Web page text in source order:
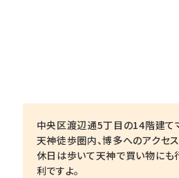
中央区渡辺通5丁目の14階建てマ
天神徒歩圏内、博多へのアクセス
休日は歩いて天神で買い物にも
利ですよ。